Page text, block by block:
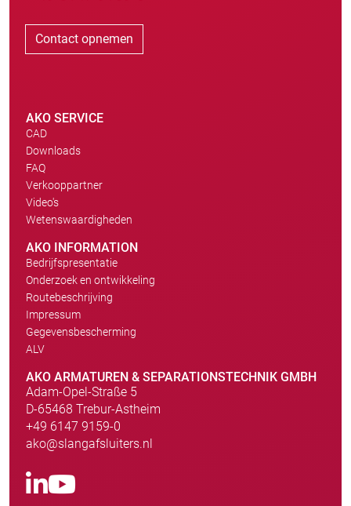
Contact opnemen
AKO SERVICE
CAD
Downloads
FAQ
Verkooppartner
Video's
Wetenswaardigheden
AKO INFORMATION
Bedrijfspresentatie
Onderzoek en ontwikkeling
Routebeschrijving
Impressum
Gegevensbescherming
ALV
AKO ARMATUREN & SEPARATIONSTECHNIK GMBH
Adam-Opel-Straße 5
D-65468 Trebur-Astheim
+49 6147 9159-0
ako@slangafsluiters.nl